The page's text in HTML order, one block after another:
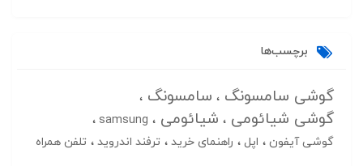
برچسب‌ها
گوشی سامسونگ
سامسونگ
گوشی شیائومی
شیائومی
samsung
گوشی آیفون
اپل راهنمای خرید ترفند اندروید تلفن همراه